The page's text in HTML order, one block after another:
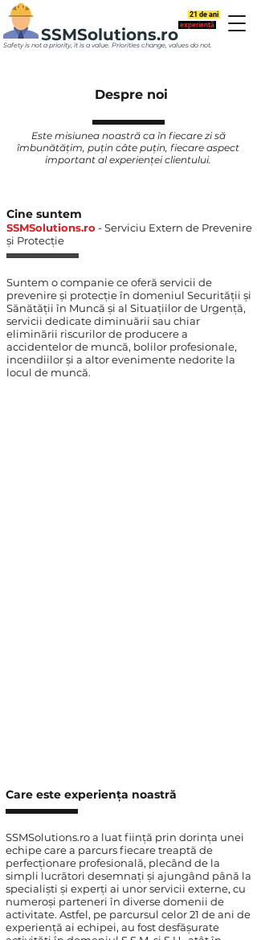
SSMSolutions.ro
Safety is not a priority, it is a value. Priorities change, values do not.
21 de ani
experiență
Despre noi
Este misiunea noastră ca în fiecare zi să
îmbunătățim, puțin câte puțin, fiecare aspect
important al experienței clientului.
Cine suntem
SSMSolutions.ro - Serviciu Extern de Prevenire
și Protecție
Suntem o companie ce oferă servicii de
prevenire și protecție în domeniul Securității și
Sănătății în Muncă și al Situațiilor de Urgență,
servicii dedicate diminuării sau chiar
eliminării riscurilor de producere a
accidentelor de muncă, bolilor profesionale,
incendiilor şi a altor evenimente nedorite la
locul de muncă.
Care este experiența noastră
SSMSolutions.ro a luat ființă prin dorința unei
echipe care a parcurs fiecare treaptă de
perfecționare profesională, plecând de la
simpli lucrători desemnați și ajungând până la
specialiști și experți ai unor servicii externe, cu
numeroși parteneri în diverse domenii de
activitate. Astfel, pe parcursul celor 21 de ani de
experiență ai echipei, au fost desfășurate